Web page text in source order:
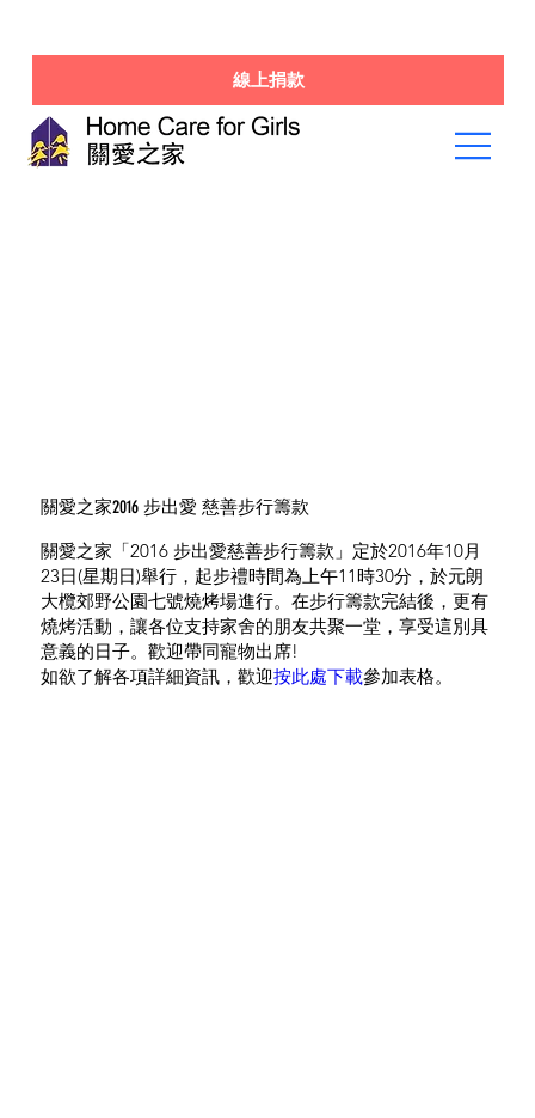
線上捐款
關愛之家2016 步出愛 慈善步行籌款
關愛之家「2016 步出愛慈善步行籌款」定於2016年10月
23日(星期日)舉行，起步禮時間為上午11時30分，於元朗
大欖郊野公園七號燒烤場進行。在步行籌款完結後，更有
燒烤活動，讓各位支持家舍的朋友共聚一堂，享受這別具
意義的日子。歡迎帶同寵物出席!
如欲了解各項詳細資訊，歡迎按此處下載參加表格。